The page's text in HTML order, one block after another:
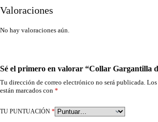
Valoraciones
No hay valoraciones aún.
Sé el primero en valorar “Collar Gargantilla
Tu dirección de correo electrónico no será publicada.
están marcados con *
TU PUNTUACIÓN *